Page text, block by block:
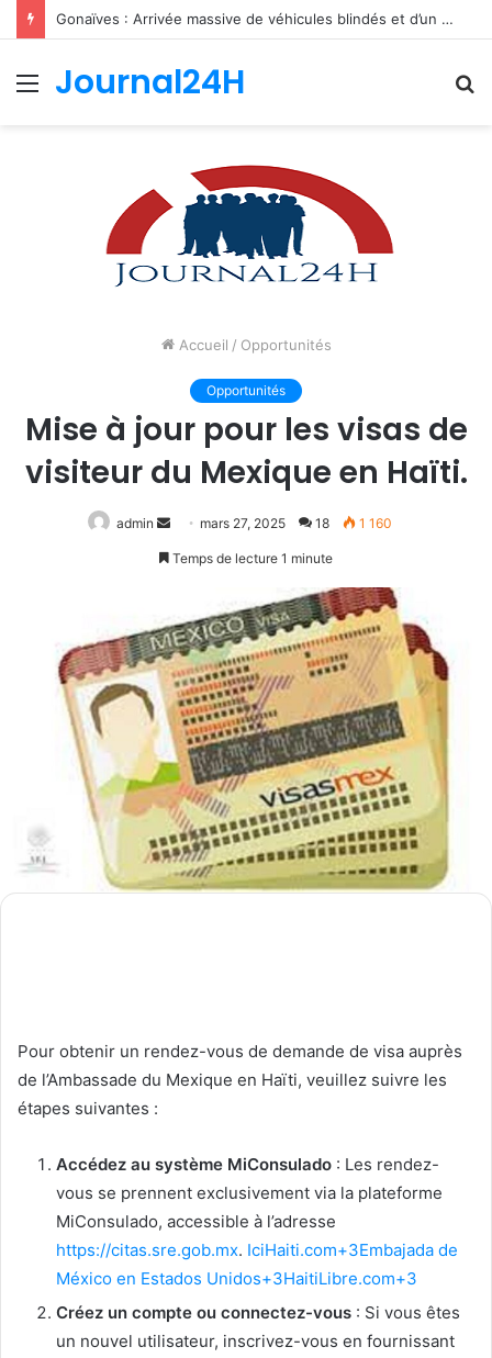
Gonaïves : Arrivée massive de véhicules blindés et d’un contingent sri-lankais de la FRG dans l’Artibonite
Menu
Journal24H
Accueil / Opportunités
Opportunités
Mise à jour pour les visas de
visiteur du Mexique en Haïti.
admin
Envoyer
un
mars 27, 2025 18 1 160
Temps de lecture 1 minute
Pour obtenir un rendez-vous de demande de visa auprès
de l’Ambassade du Mexique en Haïti, veuillez suivre les
étapes suivantes :
Accédez au système MiConsulado : Les rendez-
vous se prennent exclusivement via la plateforme
MiConsulado, accessible à l’adresse
https://citas.sre.gob.mx. ​ IciHaiti.com+3Embajada de
México en Estados Unidos+3HaitiLibre.com+3
Créez un compte ou connectez-vous : Si vous êtes
un nouvel utilisateur, inscrivez-vous en fournissant